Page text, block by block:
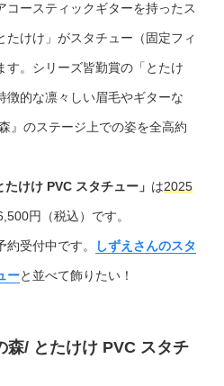
コースティックギターを持ったス
たけけ」がスタチュー（固定フィ
す。シリーズ皆勤賞の「とたけ
徴的な凛々しい眉毛やギターな
』のステージ上での姿を全高約
けけ PVC スタチュー」 は2025
円（税込）です。
受付中です。 しずえさんのスタ
ーと並べて飾りたい！
森/ とたけけ PVC スタチ